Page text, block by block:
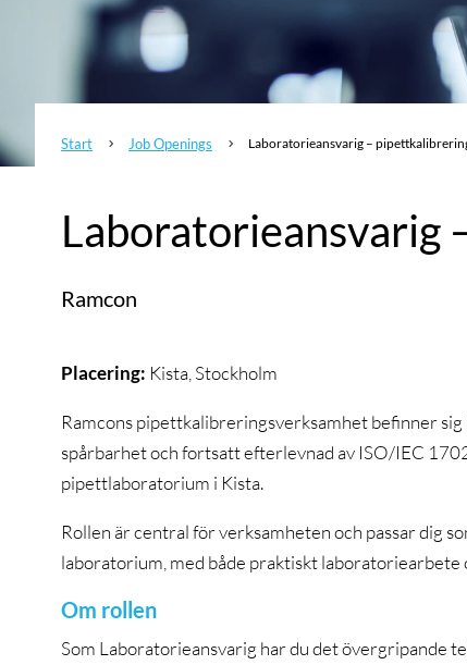
Start 5 Job Openings 5 Laboratorieansvarig –
Laboratorieansvarig
Ramcon
Placering: Kista, Stockholm
Ramcons pipettkalibreringsverksamhet befinner
spårbarhet och fortsatt efterlevnad av ISO/IEC
pipettlaboratorium i Kista.
Rollen är central för verksamheten och passar dig
laboratorium, med både praktiskt
Om rollen
Som Laboratorieansvarig har du det övergripande